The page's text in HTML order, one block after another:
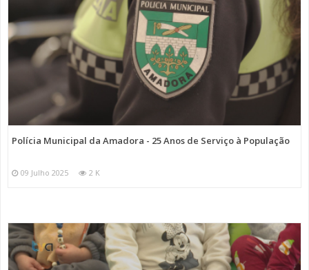
Polícia Municipal da Amadora - 25 Anos de Serviço à População
09 Julho 2025 2 K